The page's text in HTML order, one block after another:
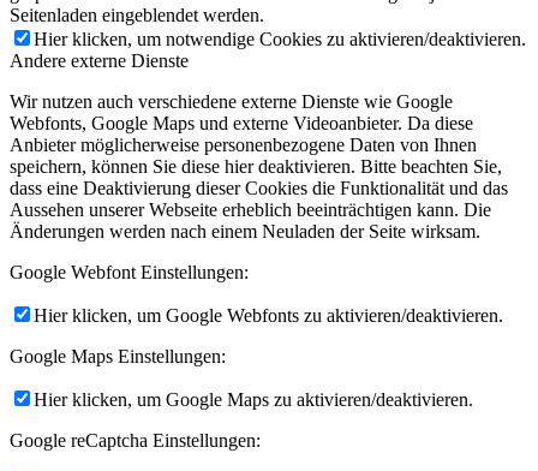
Seitenladen eingeblendet werden.
Hier klicken, um notwendige Cookies zu aktivieren/deaktivieren.
Andere externe Dienste
Wir nutzen auch verschiedene externe Dienste wie Google
Webfonts, Google Maps und externe Videoanbieter. Da diese
Anbieter möglicherweise personenbezogene Daten von Ihnen
speichern, können Sie diese hier deaktivieren. Bitte beachten Sie,
dass eine Deaktivierung dieser Cookies die Funktionalität und das
Aussehen unserer Webseite erheblich beeinträchtigen kann. Die
Änderungen werden nach einem Neuladen der Seite wirksam.
Google Webfont Einstellungen:
Hier klicken, um Google Webfonts zu aktivieren/deaktivieren.
Google Maps Einstellungen:
Hier klicken, um Google Maps zu aktivieren/deaktivieren.
Google reCaptcha Einstellungen: